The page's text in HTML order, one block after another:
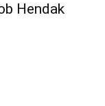
Hendak